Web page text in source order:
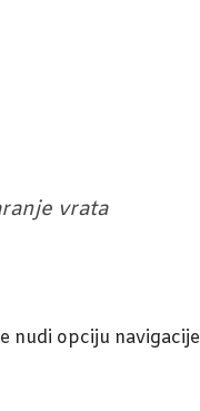
vrata
nudi opciju navigacije